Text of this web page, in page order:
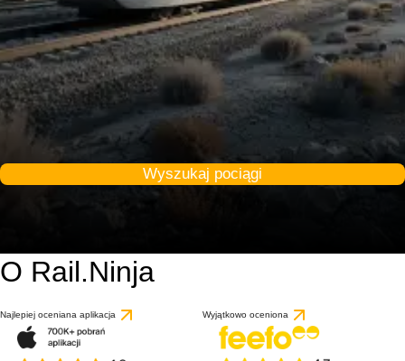
Wyszukaj pociągi
O Rail.Ninja
Najlepiej oceniana aplikacja Wyjątkowo oceniona